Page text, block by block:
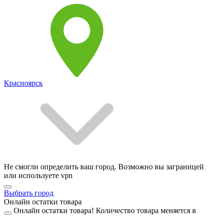
Красноярск
Не смогли определить ваш город. Возможно вы заграницей
или используете vpn
Выбрать город
Онлайн остатки товара
Онлайн остатки товара! Количество товара меняется в